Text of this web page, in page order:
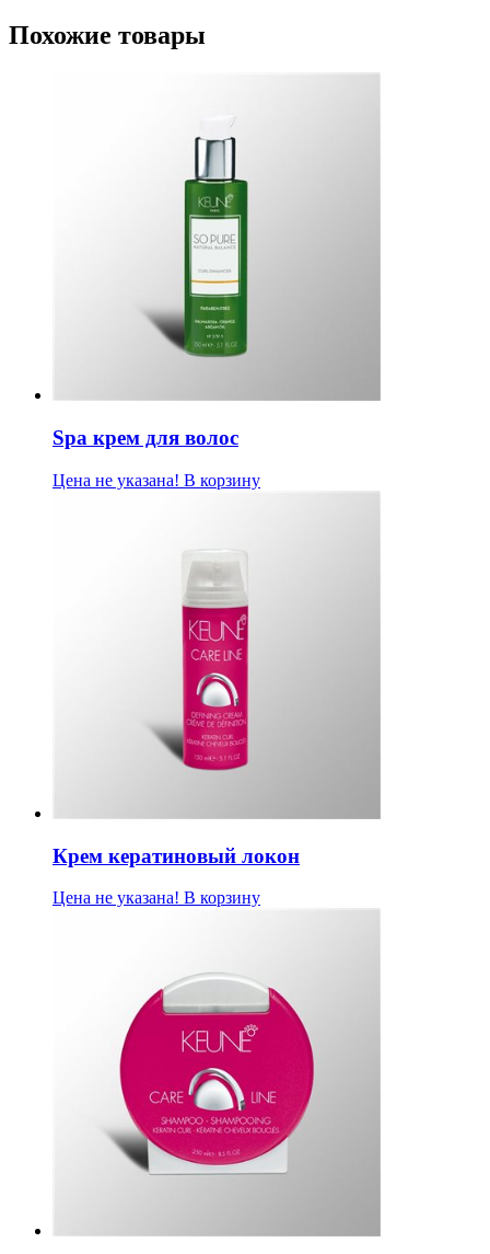
Похожие товары
Spa крем для волос
Цена не указана! В корзину
Крем кератиновый локон
Цена не указана! В корзину